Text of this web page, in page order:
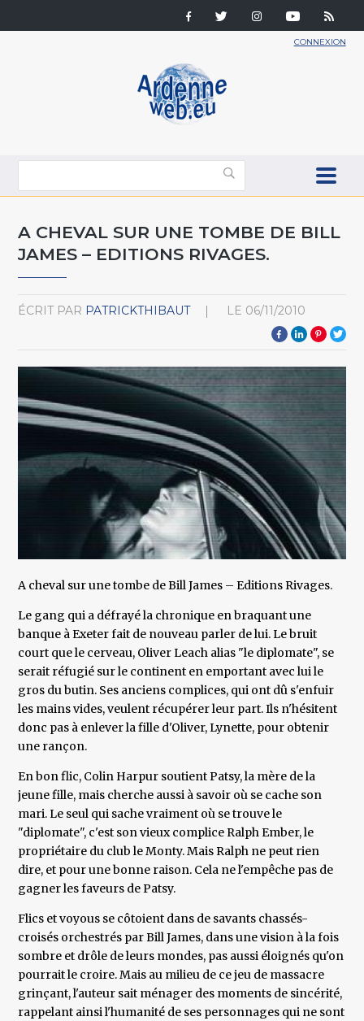
CONNEXION
A CHEVAL SUR UNE TOMBE DE BILL
JAMES – EDITIONS RIVAGES.
ÉCRIT PAR PATRICKTHIBAUT LE 06/11/2010
A cheval sur une tombe de Bill James – Editions Rivages.
Le gang qui a défrayé la chronique en braquant une
banque à Exeter fait de nouveau parler de lui. Le bruit
court que le cerveau, Oliver Leach alias "le diplomate", se
serait réfugié sur le continent en emportant avec lui le
gros du butin. Ses anciens complices, qui ont dû s'enfuir
les mains vides, veulent récupérer leur part. Ils n'hésitent
donc pas à enlever la fille d'Oliver, Lynette, pour obtenir
une rançon.
En bon flic, Colin Harpur soutient Patsy, la mère de la
jeune fille, mais cherche aussi à savoir où se cache son
mari. Le seul qui sache vraiment où se trouve le
"diplomate", c'est son vieux complice Ralph Ember, le
propriétaire du club le Monty. Mais Ralph ne peut rien
dire, et pour une bonne raison. Cela ne l'empêche pas de
gagner les faveurs de Patsy.
Flics et voyous se côtoient dans de savants chassés-
croisés orchestrés par Bill James, dans une vision à la fois
sombre et drôle de leurs mondes, pas aussi éloignés qu'on
pourrait le croire. Mais au milieu de ce jeu de massacre
grinçant, l'auteur sait ménager des moments de sincérité,
rappelant ainsi l'humanité de ses personnages qui ne sont